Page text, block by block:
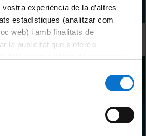
experiència de la d’altres
estadístiques (analitzar com
web) i amb finalitats de
la publicitat que s’ofereix
galetes del lloc web de la
als jardins de la UB